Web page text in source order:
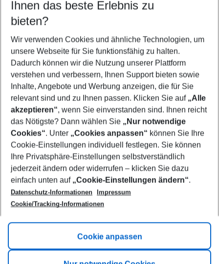
Find the perfect deal which suits your best
Your departure airport
Any airport
Select your date range
12/08/26–10/08/27 5-8 nights
Who will travel
2 adults No children
Show more filter
Footer
Footer navigation
Title A
Link A
Ihnen das beste Erlebnis zu
bieten?
Wir verwenden Cookies und ähnliche Technologien, um
unsere Webseite für Sie funktionsfähig zu halten.
Dadurch können wir die Nutzung unserer Plattform
verstehen und verbessern, Ihnen Support bieten sowie
Inhalte, Angebote und Werbung anzeigen, die für Sie
relevant sind und zu Ihnen passen. Klicken Sie auf „Alle
akzeptieren“, wenn Sie einverstanden sind. Ihnen reicht
das Nötigste? Dann wählen Sie „Nur notwendige
Cookies“. Unter „Cookies anpassen“ können Sie Ihre
Cookie-Einstellungen individuell festlegen. Sie können
Ihre Privatsphäre-Einstellungen selbstverständlich
jederzeit ändern oder widerrufen – klicken Sie dazu
einfach unten auf „Cookie-Einstellungen ändern“.
Datenschutz-Informationen
Impressum
Cookie/Tracking-Informationen
Cookie anpassen